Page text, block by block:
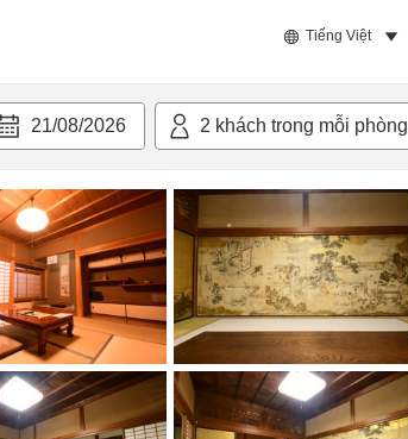
Tiếng Việt
21/08/2026 2 khách trong mỗi phòng